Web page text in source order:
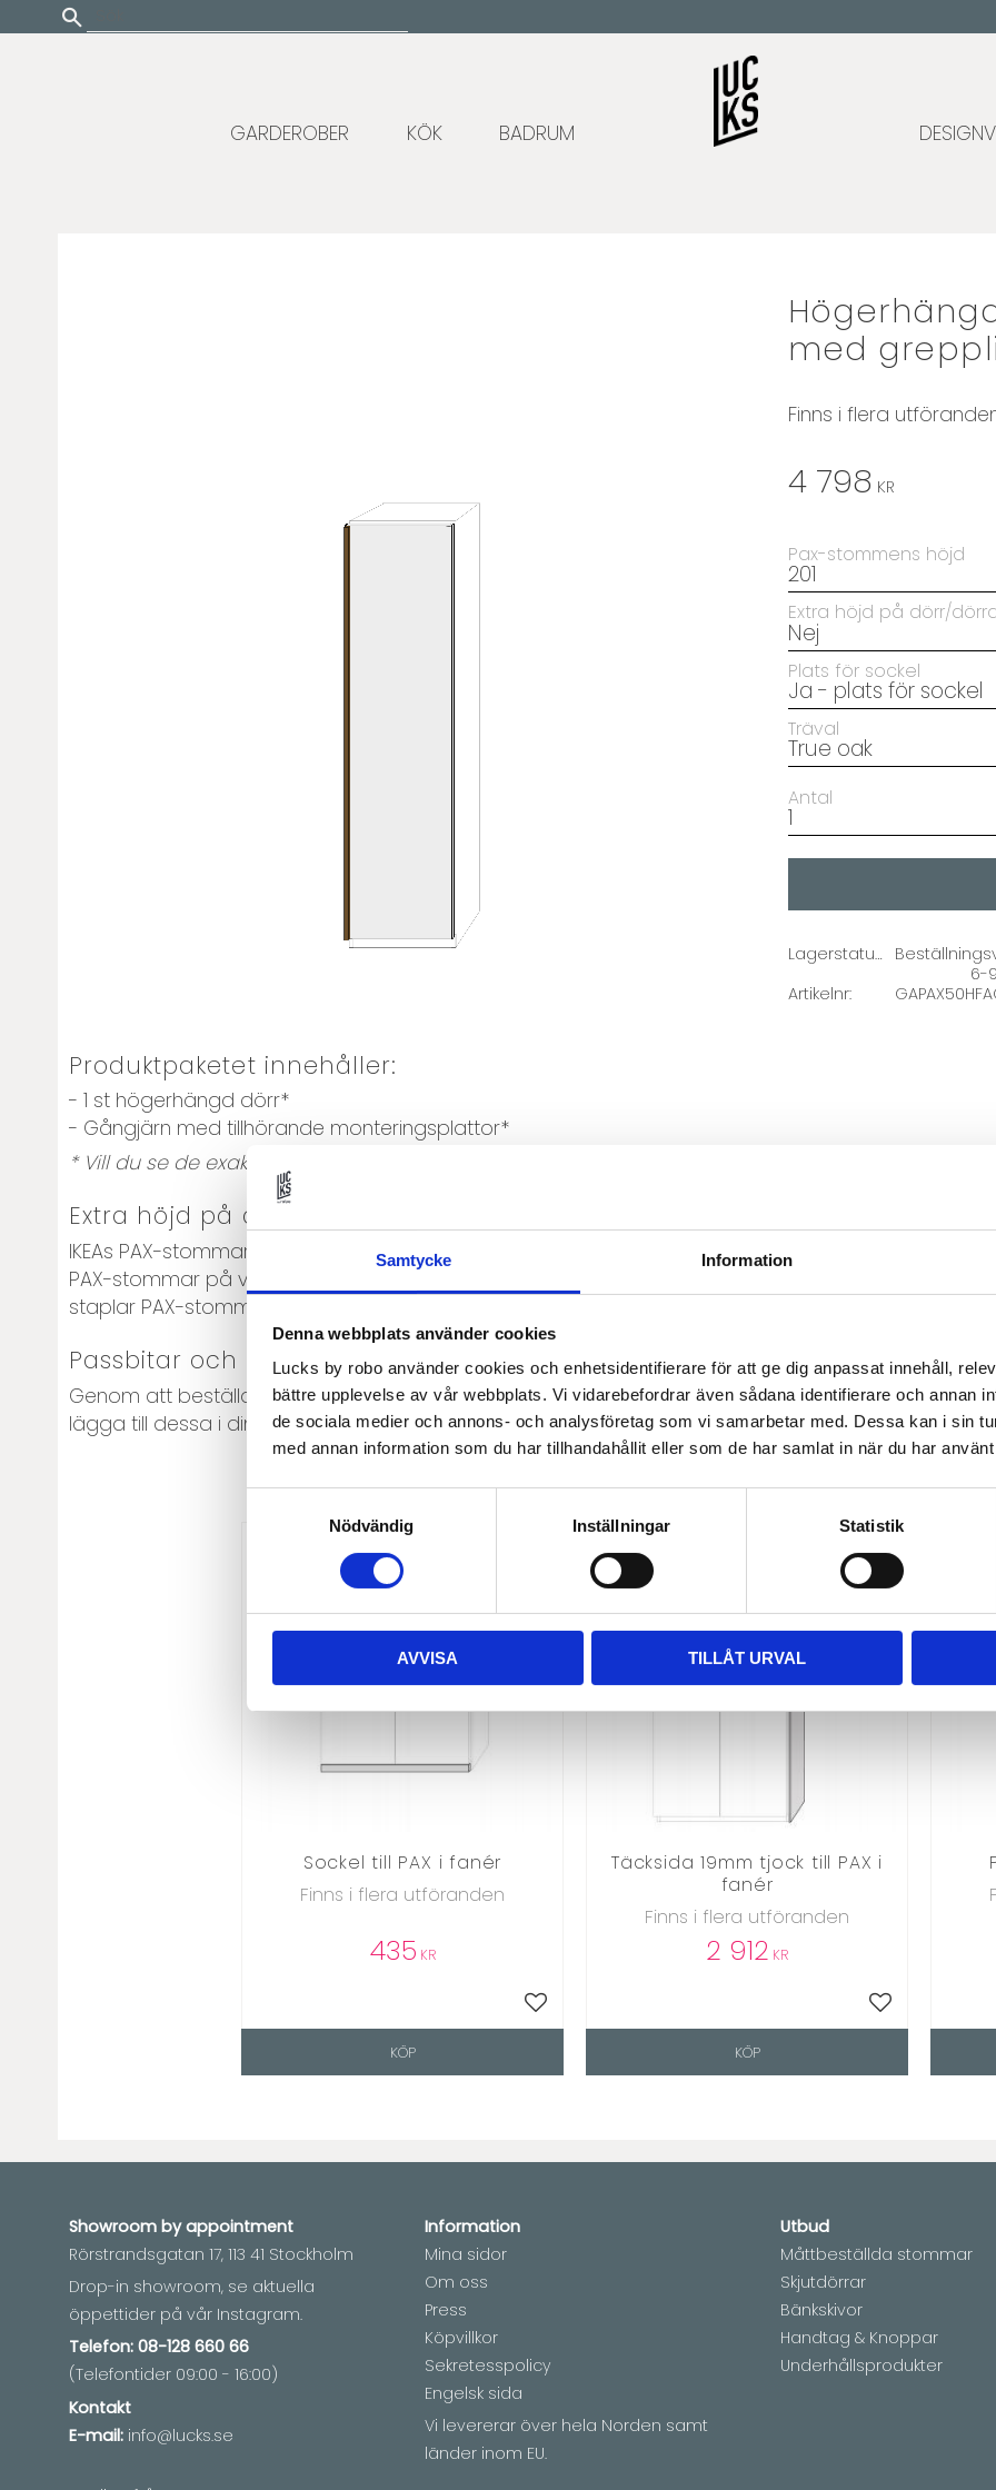
Samtycke Information
Denna webbplats använder cookies
Lucks by robo använder cookies och enhetsidentifierare för att ge dig anpassat innehåll,
bättre upplevelse av vår webbplats. Vi vidarebefordrar även sådana identifierare och annan
de sociala medier och annons- och analysföretag som vi samarbetar med. Dessa kan i sin
med annan information som du har tillhandahållit eller som de har samlat in när du har
Nödvändig
Inställningar Statistik
AVVISA TILLÅT URVAL
Update cookies preferences
GARDEROBER KÖK BADRUM
med
Finns i flera
4 798 KR
Pax-stommens höjd
Extra höjd på dörr/
Plats för sockel
Träval
Antal
Lagerstatus
6-
Artikelnr
Produktpaketet innehåller:
- 1 st högerhängd dörr*
- Gångjärn med tillhörande monteringsplattor*
* Vill du se de exakta måtten på dörrarna?
Extra höjd på dörr
IKEAs PAX-stommar finns i två höjder: 201 och 236 cm. Har du en annan takhöjd och vill utnyttja
PAX-stommar på varandra. Om du önskar extra höjd på dina dörrar, kom ihåg att beställa rätt
staplar PAX-stommar.
Passbitar och täcksidor till din garderob
Genom att beställa till extra täcksidor, passbitar och sockel kan du bygga in din garderob så den
lägga till dessa i din beställning här nedanför.
Relaterade produkter
Sockel till PAX i fanér
Finns i flera utföranden
435 KR
Lägg till i favoriter
KÖP
Täcksida 19mm tjock till PAX i
fanér
Finns i flera utföranden
2 912 KR
Lägg till i
KÖP
Showroom byappointment
Rörstrandsgatan 17, 113 41 Stockholm
Drop-in showroom, se aktuella
öppettider på vår Instagram.
Telefon: 08-128 660 66
(Telefontider 09:00 - 16:00)
Kontakt
E-mail: info@lucks.se
Information
Mina sidor
Om oss
Press
Köpvillkor
Sekretesspolicy
Engelsk sida
Vi levererar över hela Norden samt
länder inom EU.
Utbud
Måttbeställda stommar
Skjutdörrar
Bänkskivor
Handtag & Knoppar
Underhållsprodukter